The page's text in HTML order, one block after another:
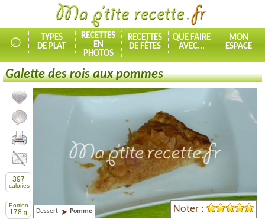
⌕
TYPES
DE PLAT
RECETTES
EN
PHOTOS
RECETTES
DE FÊTES
QUE FAIRE
AVEC...
MON
ESPACE
Galette des rois aux pommes
Ajouter la recette à mes favorites
Partager cette recette
397
calories
Portion
178 g
Dessert Pomme Noter :